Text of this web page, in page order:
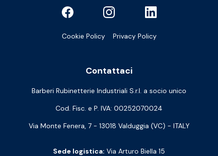
Cookie Policy Privacy Policy
Contattaci
Barberi Rubinetterie Industriali S.r.l. a socio unico
Cod. Fisc. e P. IVA: 00252070024
Via Monte Fenera, 7 - 13018 Valduggia (VC) - ITALY
Sede logistica: Via Arturo Biella 15